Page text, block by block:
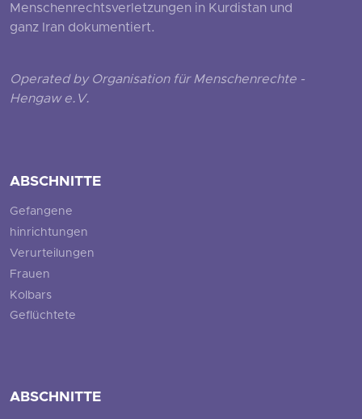
Menschenrechtsverletzungen in Kurdistan und
ganz Iran dokumentiert.
Operated by Organisation für Menschenrechte -
Hengaw e.V.
ABSCHNITTE
Gefangene
hinrichtungen
Verurteilungen
Frauen
Kolbars
Geflüchtete
ABSCHNITTE